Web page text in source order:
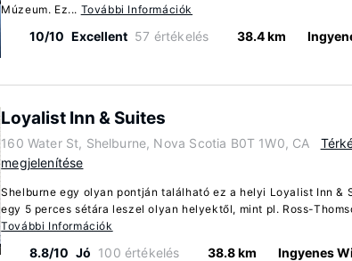
Múzeum. Ez... További Információk
10/10 Excellent 57 értékelés 38.4 km
Loyalist Inn & Suites
160 Water St, Shelburne, Nova Scotia B0T 1W0, CA
megjelenítése
Shelburne egy olyan pontján található ez a helyi Loyalist Inn &
egy 5 perces sétára leszel olyan helyektől, mint pl. Ross-
További Információk
8.8/10 Jó 100 értékelés 38.8 km Ingyenes